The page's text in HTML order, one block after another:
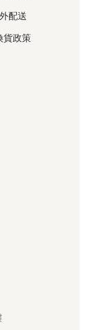
配送
貨政策